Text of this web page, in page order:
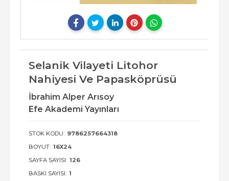
Selanik Vilayeti Litohor
Nahiyesi Ve Papasköprüsü
İbrahim Alper Arısoy
Efe Akademi Yayınları
STOK KODU: 9786257664318
BOYUT: 16X24
SAYFA SAYISI: 126
BASKI SAYISI: 1